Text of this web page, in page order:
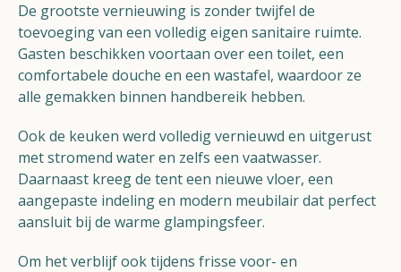
De grootste vernieuwing is zonder twijfel de
toevoeging van een volledig eigen sanitaire ruimte.
Gasten beschikken voortaan over een toilet, een
comfortabele douche en een wastafel, waardoor ze
alle gemakken binnen handbereik hebben.
Ook de keuken werd volledig vernieuwd en uitgerust
met stromend water en zelfs een vaatwasser.
Daarnaast kreeg de tent een nieuwe vloer, een
aangepaste indeling en modern meubilair dat perfect
aansluit bij de warme glampingsfeer.
Om het verblijf ook tijdens frisse voor- en